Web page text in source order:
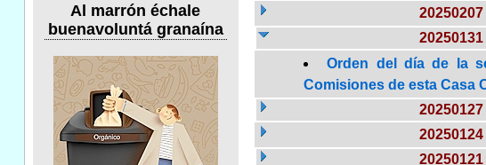
Al marrón échale
buenavoluntá granaína
20250207
20250131
Orden del día de la
Comisiones de esta Casa
20250127
20250124
20250121